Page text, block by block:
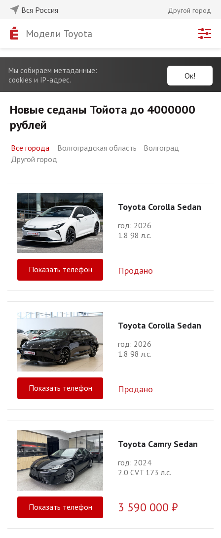
Вся Россия Другой город
Модели Toyota
Мы собираем метаданные:
cookies и IP-адрес.
Ок!
Новые седаны Тойота до 4000000
рублей
Все города Волгоградская область
Волгоград
Другой город
Toyota Corolla Sedan
год: 2026
1.8 98 л.с.
Показать телефон Продано
Toyota Corolla Sedan
год: 2026
1.8 98 л.с.
Показать телефон Продано
Toyota Camry Sedan
год: 2024
2.0 CVT 173 л.с.
Показать телефон 3 590 000 ₽